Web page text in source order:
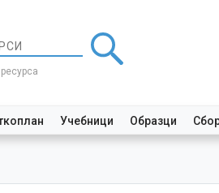
Учебници Образци